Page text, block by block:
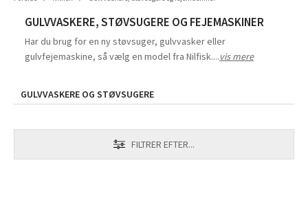
GULVVASKERE, STØVSUGERE OG FEJEMASKINER
Har du brug for en ny støvsuger, gulvvasker eller
gulvfejemaskine, så vælg en model fra Nilfisk....vis mere
GULVVASKERE OG STØVSUGERE
FILTRER EFTER...